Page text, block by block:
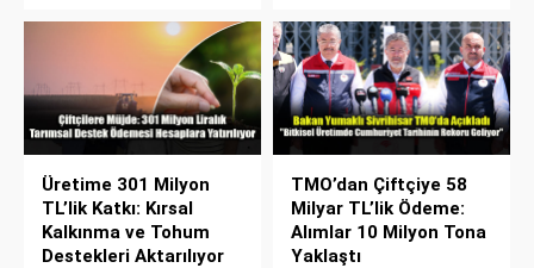
Üretime 301 Milyon
TL’lik Katkı: Kırsal
Kalkınma ve Tohum
Destekleri Aktarılıyor
TMO’dan Çiftçiye 58
Milyar TL’lik Ödeme:
Alımlar 10 Milyon Tona
Yaklaştı